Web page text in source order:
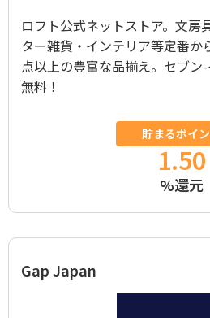
ロフト公式ネットストア。文房
ター雑貨・インテリア等定番か
点以上の豊富な品揃え。セブン
無料！
貯まるポイ
1.50
%還元
Gap Japan